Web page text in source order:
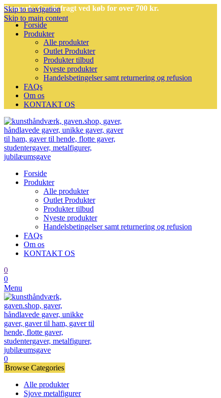
Skip to navigation
Skip to main content
Bemærk: Gratis fragt ved køb for over 700 kr.
Forside
Produkter
Alle produkter
Outlet Produkter
Produkter tilbud
Nyeste produkter
Handelsbetingelser samt returnering og refusion
FAQs
Om os
KONTAKT OS
Forside
Produkter
Alle produkter
Outlet Produkter
Produkter tilbud
Nyeste produkter
Handelsbetingelser samt returnering og refusion
FAQs
Om os
KONTAKT OS
0
0
Menu
0
Browse Categories
Alle produkter
Sjove metalfigurer